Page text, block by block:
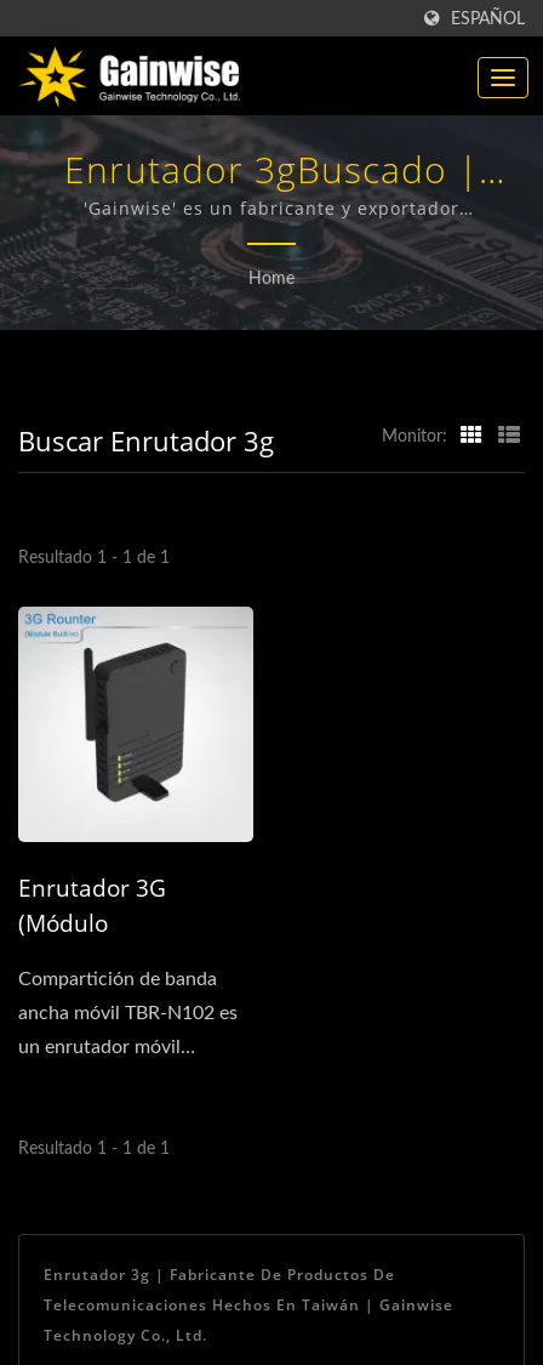
ESPAÑOL
Enrutador 3gBuscado |
Fabricante De Productos De
Telecomunicaciones Hechos
En Taiwán | 'Gainwise
'Gainwise' es un fabricante y exportador
especializado en el diseño, desarrollo y fabricación de
Terminales Inalámbricos Fijos, Intercomunicadores 4G
para Puertas, Abrepuertas 4G y Detectores de Humo
4G.
Home
Buscar Enrutador 3g Monitor:
Resultado 1 - 1 de 1
Enrutador 3G
(Módulo
Compartición de banda
ancha móvil TBR-N102 es
un enrutador móvil
Resultado 1 - 1 de 1
Enrutador 3g | Fabricante De Productos De
Telecomunicaciones Hechos En Taiwán | Gainwise
Technology Co., Ltd.